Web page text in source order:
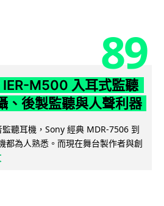
89
IER-M500 入耳式監聽
、後製監聽與人聲利器
聽耳機，Sony 經典 MDR-7506 到
都為人熟悉。而現在舞台製作者與創